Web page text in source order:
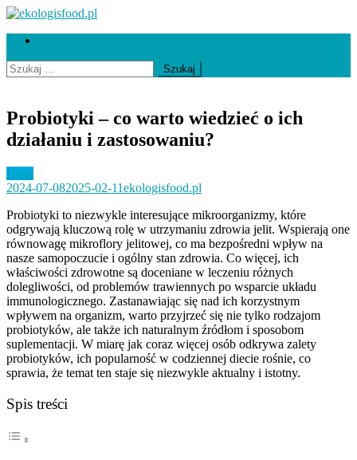
Skip
content
ekologisfood.pl
Ekologis
Szukaj:
Probiotyki – co warto wiedzieć o ich
działaniu i zastosowaniu?
Dieta
2024-07-082025-02-11ekologisfood.pl
Probiotyki to niezwykle interesujące mikroorganizmy, które
odgrywają kluczową rolę w utrzymaniu zdrowia jelit. Wspierają one
równowagę mikroflory jelitowej, co ma bezpośredni wpływ na
nasze samopoczucie i ogólny stan zdrowia. Co więcej, ich
właściwości zdrowotne są doceniane w leczeniu różnych
dolegliwości, od problemów trawiennych po wsparcie układu
immunologicznego. Zastanawiając się nad ich korzystnym
wpływem na organizm, warto przyjrzeć się nie tylko rodzajom
probiotyków, ale także ich naturalnym źródłom i sposobom
suplementacji. W miarę jak coraz więcej osób odkrywa zalety
probiotyków, ich popularność w codziennej diecie rośnie, co
sprawia, że temat ten staje się niezwykle aktualny i istotny.
Spis treści